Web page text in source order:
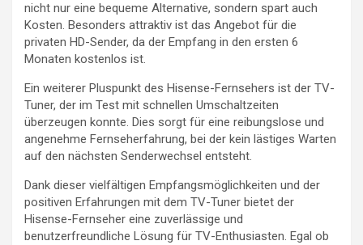
nicht nur eine bequeme Alternative, sondern spart auch
Kosten. Besonders attraktiv ist das Angebot für die
privaten HD-Sender, da der Empfang in den ersten 6
Monaten kostenlos ist.
Ein weiterer Pluspunkt des Hisense-Fernsehers ist der TV-
Tuner, der im Test mit schnellen Umschaltzeiten
überzeugen konnte. Dies sorgt für eine reibungslose und
angenehme Fernseherfahrung, bei der kein lästiges Warten
auf den nächsten Senderwechsel entsteht.
Dank dieser vielfältigen Empfangsmöglichkeiten und der
positiven Erfahrungen mit dem TV-Tuner bietet der
Hisense-Fernseher eine zuverlässige und
benutzerfreundliche Lösung für TV-Enthusiasten. Egal ob